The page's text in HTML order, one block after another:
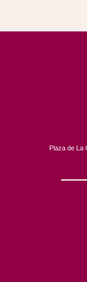
Plaza de La